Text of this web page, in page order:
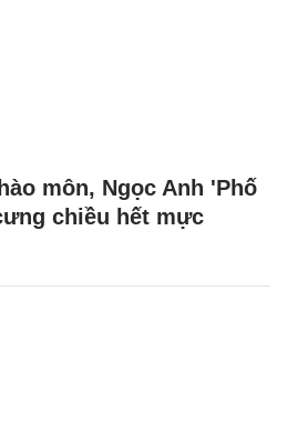
môn, Ngọc Anh 'Phố
chiều hết mực